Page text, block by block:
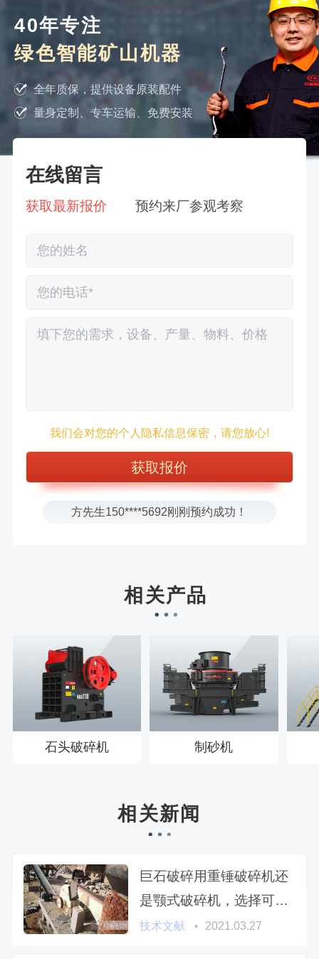
40年专注
绿色智能矿山机器
全年质保，提供设备原装配件
量身定制、专车运输、免费安装
在线留言
获取最新报价 预约来厂参观考察
我们会对您的个人隐私信息保密，请您放心!
张先生131****7997刚刚预约成功！
方先生150****5692刚刚预约成功！
樊先生155****3710刚刚预约成功！
王先生183****6078刚刚预约成功！
相关产品
石头破碎机 制砂机
相关新闻
巨石破碎用重锤破碎机还
是颚式破碎机，选择可不
简单
技术文献 2021.03.27